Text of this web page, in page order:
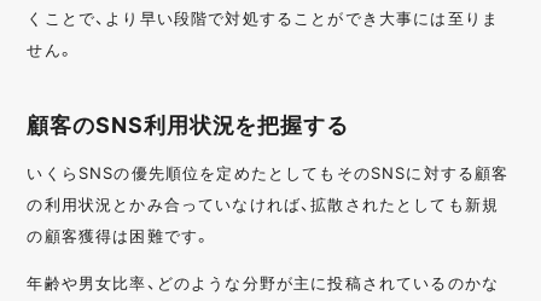
くことで、より早い段階で対処することができ大事には至りま
せん。
顧客のSNS利用状況を把握する
いくらSNSの優先順位を定めたとしてもそのSNSに対する顧客
の利用状況とかみ合っていなければ、拡散されたとしても新規
の顧客獲得は困難です。
年齢や男女比率、どのような分野が主に投稿されているのかな